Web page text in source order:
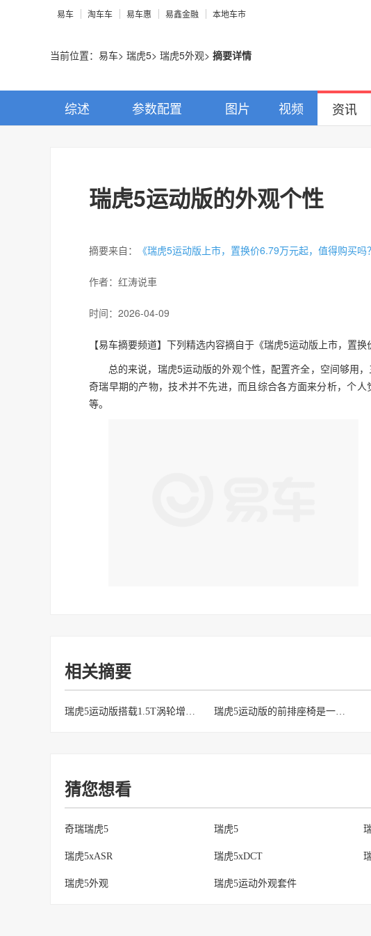
易车 淘车车 易车惠 易鑫金融 本地车市
当前位置： 易车> 瑞虎5> 瑞虎5外观> 摘要详情
综述 参数配置 图片 视频 资讯
瑞虎5运动版的外观个性
摘要来自： 《瑞虎5运动版上市，置换价6.79万元起，值得购买吗
作者： 红涛说車
时间： 2026-04-09
【易车摘要频道】下列精选内容摘自于《瑞虎5运动版上市，置
总的来说，瑞虎5运动版的外观个性，配置齐全，空间够用
奇瑞早期的产物，技术并不先进，而且综合各方面来分析，个
等。
相关摘要
瑞虎5运动版搭载1.5T涡轮增压发动机 瑞虎5运动版的前排座椅是一体式风格后排空间和后备厢容积在同级SU
猜您想看
奇瑞瑞虎5 瑞虎5
瑞虎5xASR 瑞虎5xDCT
瑞虎5外观 瑞虎5运动外观套件